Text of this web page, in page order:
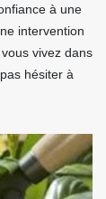
à une
intervention
vivez dans
hésiter à